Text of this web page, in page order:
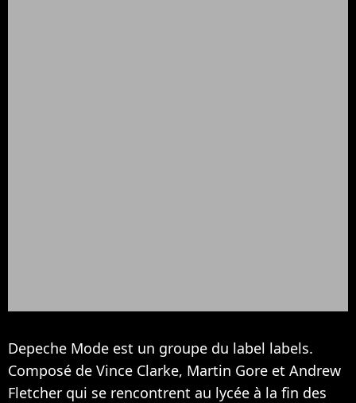
Depeche Mode est un groupe du label labels.
Composé de Vince Clarke, Martin Gore et Andrew
Fletcher qui se rencontrent au lycée à la fin des